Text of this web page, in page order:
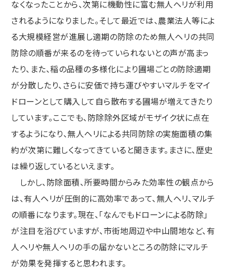
なくなったことから、次第に機動性に富む無人ヘリが利用
されるようになりました。そして最近では、農業法人等によ
る大規模経営が進展し適期の防除のため無人ヘリの共同
防除の順番が来るのを待っていられないとの声が高まっ
たり、また、稲の品種の多様化により圃場ごとの防除適期
が分散したり、さらに安価で持ち運びやすいマルチをマイ
ドローンとして購入して自ら散布する圃場が増えてきたり
しています。ここでも、防除除外区域がモザイク状に点在
するようになり、無人ヘリによる共同防除の実施面積の集
約が次第に難しくなってきていると聞きます。まさに、歴史
は繰り返しているといえます。
しかし、防除面積、所要時間からみた効率性の観点から
は、有人ヘリが圧倒的に高効率であって、無人ヘリ、マルチ
の順番になります。現在、「なんでもドローンによる防除」
が注目を浴びていますが、市街地周辺や中山間地など、有
人ヘリや無人ヘリの手の届かないところの防除にマルチ
が効果を発揮すると思われます。